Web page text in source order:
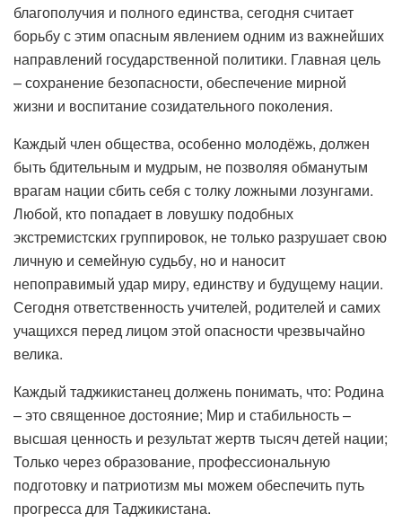
благополучия и полного единства, сегодня считает
борьбу с этим опасным явлением одним из важнейших
направлений государственной политики. Главная цель
– сохранение безопасности, обеспечение мирной
жизни и воспитание созидательного поколения.
Каждый член общества, особенно молодёжь, должен
быть бдительным и мудрым, не позволяя обманутым
врагам нации сбить себя с толку ложными лозунгами.
Любой, кто попадает в ловушку подобных
экстремистских группировок, не только разрушает свою
личную и семейную судьбу, но и наносит
непоправимый удар миру, единству и будущему нации.
Сегодня ответственность учителей, родителей и самих
учащихся перед лицом этой опасности чрезвычайно
велика.
Каждый таджикистанец должень понимать, что: Родина
– это священное достояние; Мир и стабильность –
высшая ценность и результат жертв тысяч детей нации;
Только через образование, профессиональную
подготовку и патриотизм мы можем обеспечить путь
прогресса для Таджикистана.